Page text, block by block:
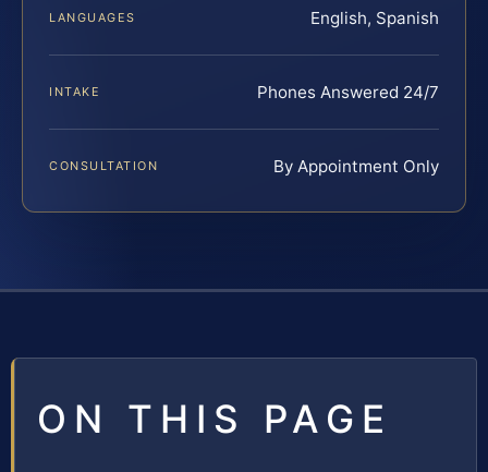
LANGUAGES English, Spanish
INTAKE Phones Answered 24/7
CONSULTATION By Appointment Only
ON THIS PAGE